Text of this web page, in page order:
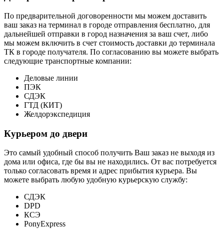
По предварительной договоренности мы можем доставить
ваш заказ на терминал в городе отправления бесплатно, для
дальнейшей отправки в город назначения за ваш счет, либо
мы можем включить в счет стоимость доставки до терминала
ТК в городе получателя. По согласованию вы можете выбрать
следующие транспортные компании:
Деловые линии
ПЭК
СДЭК
ГТД (КИТ)
Желдорэкспедиция
Курьером до двери
Это самый удобный способ получить Ваш заказ не выходя из
дома или офиса, где бы вы не находились. От вас потребуется
только согласовать время и адрес прибытия курьера. Вы
можете выбрать любую удобную курьерскую службу:
СДЭК
DPD
КСЭ
PonyExpress